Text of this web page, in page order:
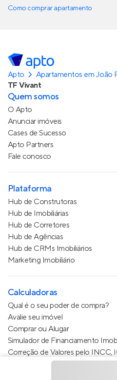
Como comprar apartamento
Apto Apartamentos em João
TF Vivant
Quem somos
O Apto
Anunciar imóveis
Cases de Sucesso
Apto Partners
Fale conosco
Plataforma
Hub de Construtoras
Hub de Imobiliárias
Hub de Corretores
Hub de Agências
Hub de CRMs Imobiliários
Marketing Imobiliário
Calculadoras
Qual é o seu poder de compra?
Avalie seu imóvel
Comprar ou Alugar
Simulador de Financiamento
Correção de Valores pelo INCC,
Estimativa de valor do